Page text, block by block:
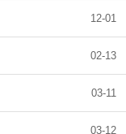
12-01
02-13
03-11
03-12